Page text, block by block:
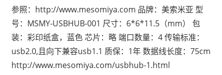
起
来
时
的
路。
参照：http://www.mesomiya.com 品牌：美索米亚 型
号：MSMY-USBHUB-001 尺寸：6*6*11.5（mm） 包
装：彩印纸盒，蓝色 芯片：略 端口数量：4 传输标准：
usb2.0,且向下兼容usb1.1 质保：1年 数据线长度：75cm
http://www.mesomiya.com/usbhub-1.html